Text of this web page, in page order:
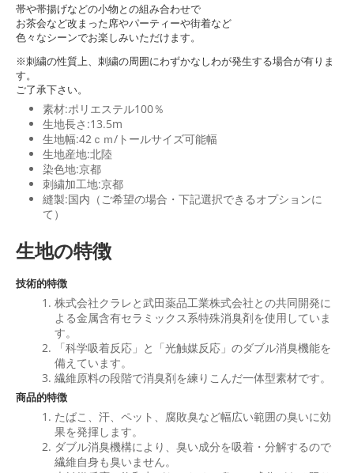
帯や帯揚げなどの小物との組み合わせで
お茶会など改まった席やパーティーや街着など
色々なシーンでお楽しみいただけます。
※刺繍の性質上、刺繍の周囲にわずかなしわが発生する場合が有りま
す。
ご了承下さい。
素材:ポリエステル100％
生地長さ:13.5m
生地幅:42ｃｍ/トールサイズ可能幅
生地産地:北陸
染色地:京都
刺繍加工地:京都
縫製:国内（ご希望の場合・下記選択できるオプションに
て）
生地の特徴
技術的特徴
株式会社クラレと武田薬品工業株式会社との共同開発に
よる金属含有セラミックス系特殊消臭剤を使用していま
す。
「科学吸着反応」と「光触媒反応」のダブル消臭機能を
備えています。
繊維原料の段階で消臭剤を練りこんだ一体型素材です。
商品的特徴
たばこ、汗、ペット、腐敗臭など幅広い範囲の臭いに効
果を発揮します。
ダブル消臭機構により、臭い成分を吸着・分解するので
繊維自身も臭いません。